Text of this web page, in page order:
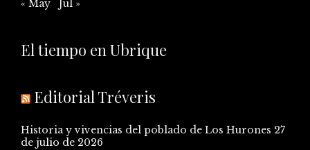
« May Jul »
El tiempo en Ubrique
Editorial Tréveris
Historia y vivencias del poblado de Los Hurones 27
de julio de 2026